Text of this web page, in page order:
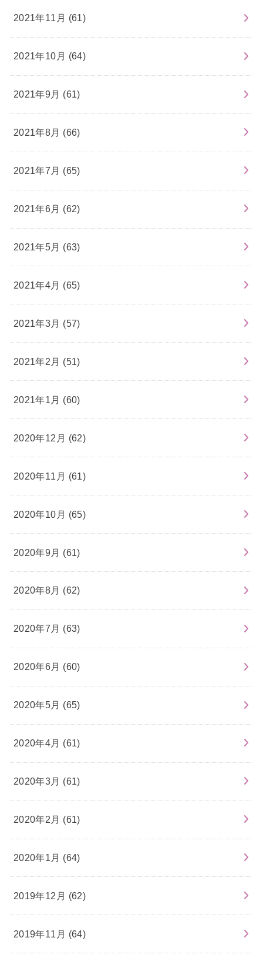
2021年11月 (61)
2021年10月 (64)
2021年9月 (61)
2021年8月 (66)
2021年7月 (65)
2021年6月 (62)
2021年5月 (63)
2021年4月 (65)
2021年3月 (57)
2021年2月 (51)
2021年1月 (60)
2020年12月 (62)
2020年11月 (61)
2020年10月 (65)
2020年9月 (61)
2020年8月 (62)
2020年7月 (63)
2020年6月 (60)
2020年5月 (65)
2020年4月 (61)
2020年3月 (61)
2020年2月 (61)
2020年1月 (64)
2019年12月 (62)
2019年11月 (64)